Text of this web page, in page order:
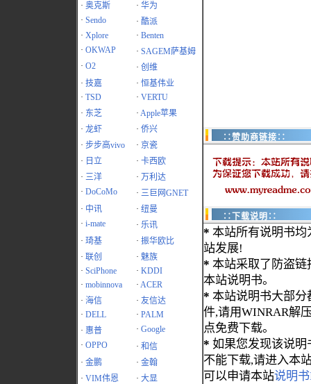
· 奥克斯 · 华为
· Sendo · 酷派
· Xplore · Benten
· OKWAP · SAGEM萨基姆
· O2 · 创维
· 技嘉 · 恒基伟业
· TSD · VERTU
· 东芝 · Apple苹果
· 龙虾 · 侨兴
· 步步高vivo · 京瓷
· 日立 · 卡西欧
· 三洋 · 万利达
· DoCoMo · 三巨网GNET
· 中讯 · 纽曼
· i-mate · 乐讯
· 琦基 · 振华欧比
· 联创 · 魅族
· SciPhone · KDDI
· mobinnova · ACER
· 海信 · 友信达
· DELL · PALM
· 惠普 · Google
· OPPO · 和信
· 金鹏 · 金翰
· VIM伟恩 · 大显
∷赞助商链接∷
∷下载说明∷
* 本站所有说明书均
站发展!
* 本站采取了防盗链
本站说明书。
* 本站说明书大部分
件,请用WINRAR解
点免费下载。
* 如果您发现该说明
不能下载,请进入本
可以申请本站说明